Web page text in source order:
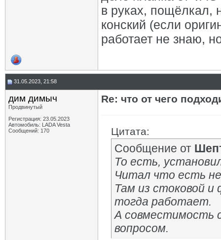
в руках, пощёлкал,
конский (если
работает не знаю,
31.05.2023, 21:58
дим димыч
Продвинутый
Регистрация: 23.05.2023
Автомобиль: LADA Vesta
Сообщений: 170
Re: что от чего
Цитата:
Сообщение от
То есть,
Читал что есть
Там из стоковой и
тогда работает.
А совместимость
вопросом.